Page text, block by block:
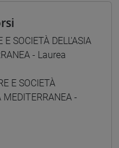
E SOCIETÀ DELL'ASIA
- Laurea
E SOCIETÀ
MEDITERRANEA -